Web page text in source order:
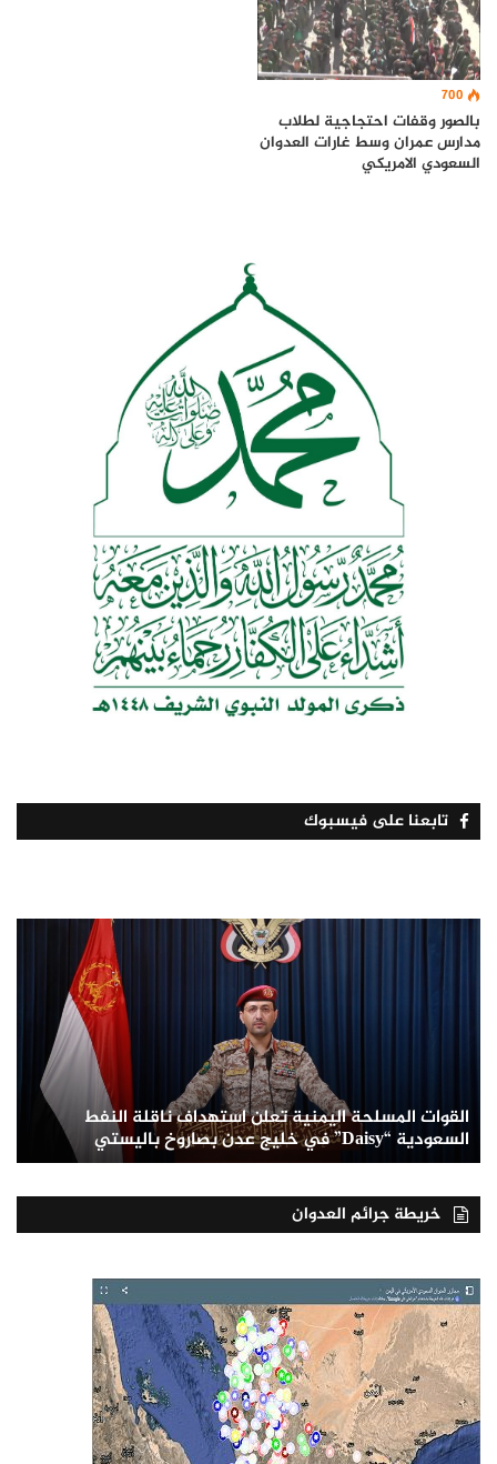
700
بالصور وقفات احتجاجية لطلاب
مدارس عمران وسط غارات العدوان
السعودي الامريكي
تابعنا على فيسبوك
القوات المسلحة اليمنية تعلن استهداف ناقلة النفط
السعودية “Daisy” في خليج عدن بصاروخ باليستي
خريطة جرائم العدوان